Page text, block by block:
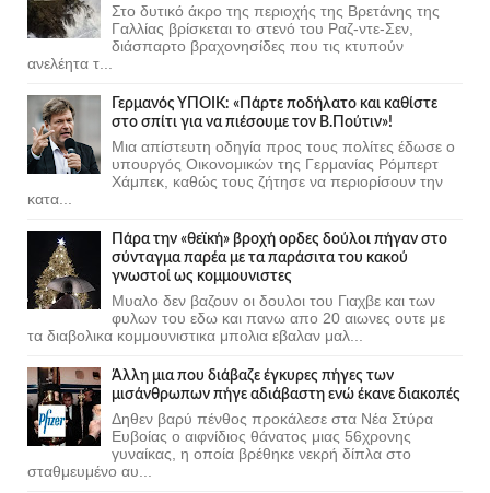
Στο δυτικό άκρο της περιοχής της Βρετάνης της
Γαλλίας βρίσκεται το στενό του Ραζ-ντε-Σεν,
διάσπαρτο βραχονησίδες που τις κτυπούν
ανελέητα τ...
Γερμανός ΥΠΟΙΚ: «Πάρτε ποδήλατο και καθίστε
στο σπίτι για να πιέσουμε τον Β.Πούτιν»!
Μια απίστευτη οδηγία προς τους πολίτες έδωσε ο
υπουργός Οικονομικών της Γερμανίας Ρόμπερτ
Χάμπεκ, καθώς τους ζήτησε να περιορίσουν την
κατα...
Πάρα την «θεϊκή» βροχή ορδες δούλοι πήγαν στο
σύνταγμα παρέα με τα παράσιτα του κακού
γνωστοί ως κομμουνιστες
Μυαλο δεν βαζουν οι δουλοι του Γιαχβε και των
φυλων του εδω και πανω απο 20 αιωνες ουτε με
τα διαβολικα κομμουνιστικα μπολια εβαλαν μαλ...
Άλλη μια που διάβαζε έγκυρες πήγες των
μισάνθρωπων πήγε αδιάβαστη ενώ έκανε διακοπές
Δηθεν βαρύ πένθος προκάλεσε στα Νέα Στύρα
Ευβοίας ο αιφνίδιος θάνατος μιας 56χρονης
γυναίκας, η οποία βρέθηκε νεκρή δίπλα στο
σταθμευμένο αυ...